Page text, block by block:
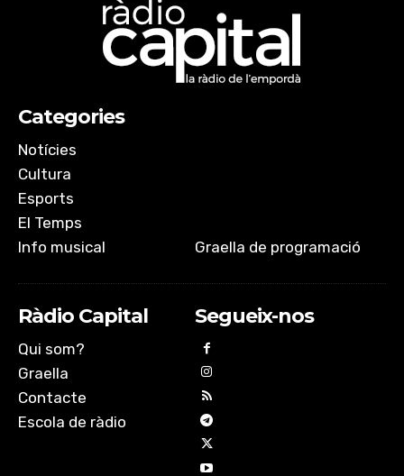
Categories
Notícies
Cultura
Esports
El Temps
Info musical
Graella de programació
Ràdio Capital
Qui som?
Graella
Contacte
Escola de ràdio
Segueix-nos